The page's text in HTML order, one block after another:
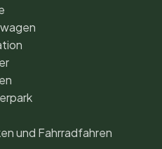
und Fahrradfahren